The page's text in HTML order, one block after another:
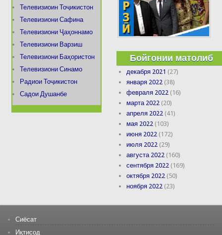
Телевизиоин Тоҷикистон
Телевизиони Сафина
Телевизиони Ҷаҳоннамо
Телевизиони Варзиш
Телевизиони Баҳористон
Телевизиони Синамо
Радиои Тоҷикистон
Садои Душанбе
Бойгонии матолиб
декабря 2021 (27)
января 2022 (38)
февраля 2022 (16)
марта 2022 (20)
апреля 2022 (41)
мая 2022 (103)
июня 2022 (172)
июля 2022 (29)
августа 2022 (160)
сентября 2022 (169)
октября 2022 (50)
ноября 2022 (23)
Сиёсат
Иқтисод